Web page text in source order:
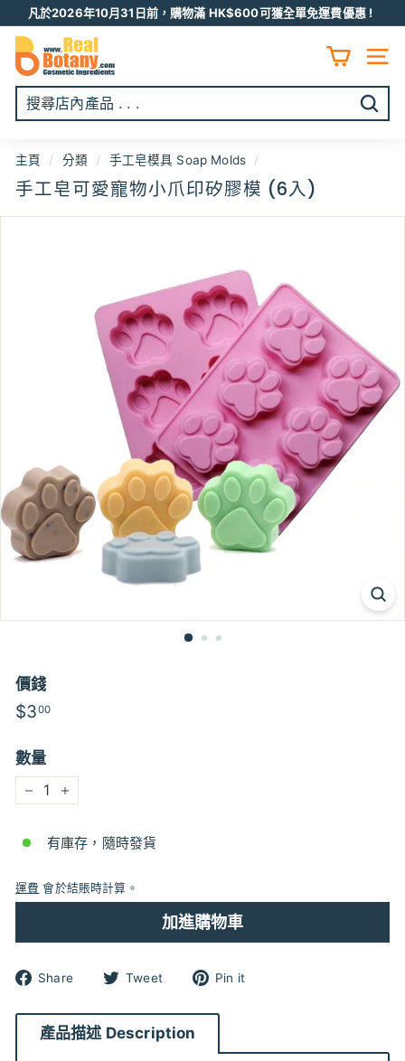
至
凡於2026年10月31日前，購物滿 HK$600可獲全單免運費優惠 !
R
E
A
L
O
T
A
N
網頁
開
主頁 / 分類 / 手工皂模具 Soap Molds /
手工皂可愛寵物小爪印矽膠模 (6入)
價錢
特
$300
數量
− +
有庫存，隨時發貨
運費 會於結賬時計算。
加進購物車
Share
到
Facebook
Tweet
到
Twitter
Pin it
產品描述 Description